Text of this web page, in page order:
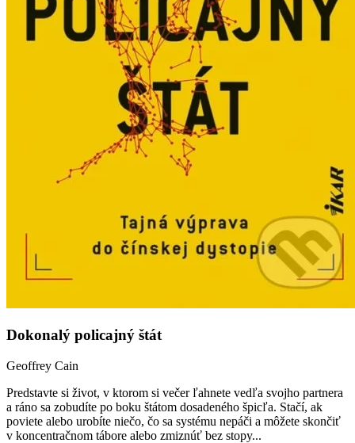
Dokonalý policajný štát
Geoffrey Cain
Predstavte si život, v ktorom si večer ľahnete vedľa svojho partnera
a ráno sa zobudíte po boku štátom dosadeného špicľa. Stačí, ak
poviete alebo urobíte niečo, čo sa systému nepáči a môžete skončiť
v koncentračnom tábore alebo zmiznúť bez stopy...